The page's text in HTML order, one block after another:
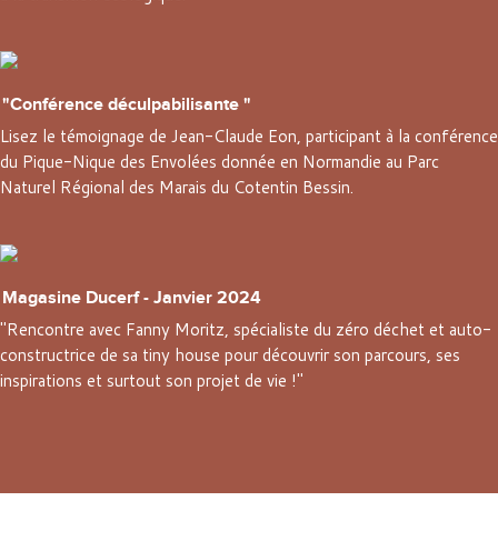
"Conférence déculpabilisante "
Lisez le témoignage de Jean-Claude Eon, participant à la conférence
du Pique-Nique des Envolées donnée en Normandie au Parc
Naturel Régional des Marais du Cotentin Bessin.
Magasine Ducerf - Janvier 2024
"Rencontre avec Fanny Moritz, spécialiste du zéro déchet et auto-
constructrice de sa tiny house pour découvrir son parcours, ses
inspirations et surtout son projet de vie !"